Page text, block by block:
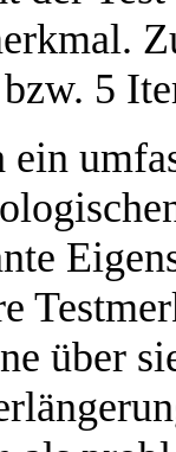
5
ein
über